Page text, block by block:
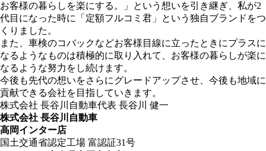
お客様の暮らしを楽にする。」という想いを引き継ぎ、私が2
代目になった時に「定額フルコミ君」という独自ブランドをつ
くりました。
また、車検のコバックなどお客様目線に立ったときにプラスに
なるようなものは積極的に取り入れて、お客様の暮らしが楽に
なるような努力をし続けます。
今後も先代の想いをさらにグレードアップさせ、今後も地域に
貢献できる会社を目指していきます。
株式会社 長谷川自動車代表 長谷川 健一
株式会社 長谷川自動車
高岡インター店
国土交通省認定工場 富認証31号